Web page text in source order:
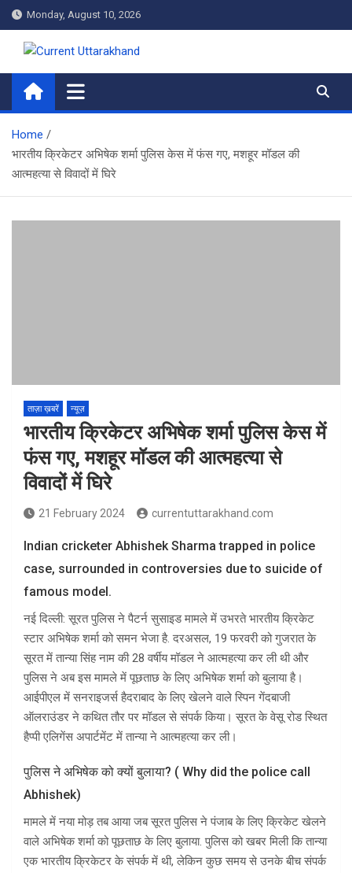
Skip
to
content
Monday, August 10, 2026
Current Uttarakhand
Home
भारतीय क्रिकेटर अभिषेक शर्मा पुलिस केस में फंस गए, मशहूर मॉडल की
आत्महत्या से विवादों में घिरे
ताज़ा ख़बरें न्यूज़
भारतीय क्रिकेटर अभिषेक शर्मा पुलिस केस में
फंस गए, मशहूर मॉडल की आत्महत्या से
विवादों में घिरे
21 February 2024 currentuttarakhand.com
Indian cricketer Abhishek Sharma trapped in police
case, surrounded in controversies due to suicide of
famous model.
नई दिल्ली: सूरत पुलिस ने पैटर्न सुसाइड मामले में उभरते भारतीय क्रिकेट
स्टार अभिषेक शर्मा को समन भेजा है. दरअसल, 19 फरवरी को गुजरात के
सूरत में तान्या सिंह नाम की 28 वर्षीय मॉडल ने आत्महत्या कर ली थी और
पुलिस ने अब इस मामले में पूछताछ के लिए अभिषेक शर्मा को बुलाया है।
आईपीएल में सनराइजर्स हैदराबाद के लिए खेलने वाले स्पिन गेंदबाजी
ऑलराउंडर ने कथित तौर पर मॉडल से संपर्क किया। सूरत के वेसू रोड स्थित
हैप्पी एलिगेंस अपार्टमेंट में तान्या ने आत्महत्या कर ली।
पुलिस ने अभिषेक को क्यों बुलाया? ( Why did the police call
Abhishek)
मामले में नया मोड़ तब आया जब सूरत पुलिस ने पंजाब के लिए क्रिकेट खेलने
वाले अभिषेक शर्मा को पूछताछ के लिए बुलाया. पुलिस को खबर मिली कि तान्या
एक भारतीय क्रिकेटर के संपर्क में थी, लेकिन कुछ समय से उनके बीच संपर्क